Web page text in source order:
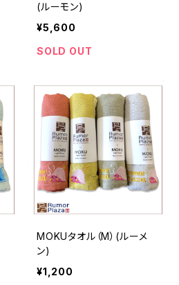
(ルーモン)
¥5,600
SOLD OUT
MOKUタオル（M）(ルーメ
ン)
¥1,200